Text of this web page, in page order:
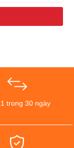
trong 30 ngày